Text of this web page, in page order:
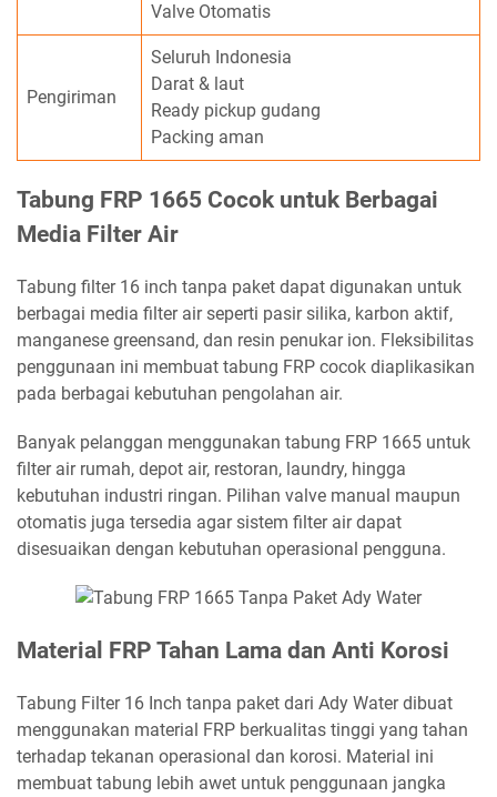
Valve Otomatis
Pengiriman
Seluruh Indonesia
Darat & laut
Ready pickup gudang
Packing aman
Tabung FRP 1665 Cocok untuk Berbagai
Media Filter Air
Tabung filter 16 inch tanpa paket dapat digunakan untuk
berbagai media filter air seperti pasir silika, karbon aktif,
manganese greensand, dan resin penukar ion. Fleksibilitas
penggunaan ini membuat tabung FRP cocok diaplikasikan
pada berbagai kebutuhan pengolahan air.
Banyak pelanggan menggunakan tabung FRP 1665 untuk
filter air rumah, depot air, restoran, laundry, hingga
kebutuhan industri ringan. Pilihan valve manual maupun
otomatis juga tersedia agar sistem filter air dapat
disesuaikan dengan kebutuhan operasional pengguna.
Material FRP Tahan Lama dan Anti Korosi
Tabung Filter 16 Inch tanpa paket dari Ady Water dibuat
menggunakan material FRP berkualitas tinggi yang tahan
terhadap tekanan operasional dan korosi. Material ini
membuat tabung lebih awet untuk penggunaan jangka